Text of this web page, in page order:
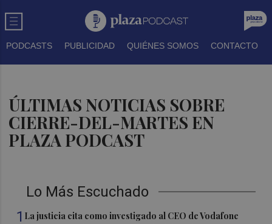
PODCASTS PUBLICIDAD QUIÉNES SOMOS CONTACTO
ÚLTIMAS NOTICIAS SOBRE
CIERRE-DEL-MARTES EN
PLAZA PODCAST
Lo Más Escuchado
1 La justicia cita como investigado al CEO de Vodafone